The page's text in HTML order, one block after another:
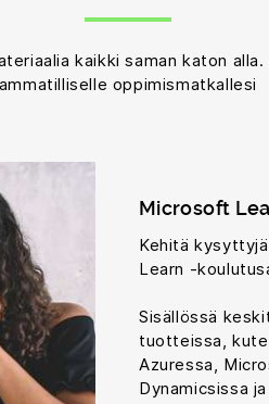
kaikki saman katon
ammatilliselle oppimismatkallesi
Microsoft
Kehitä
Learn -
Sisällössä
tuotteissa,
Azuressa,
Dynamicsissa